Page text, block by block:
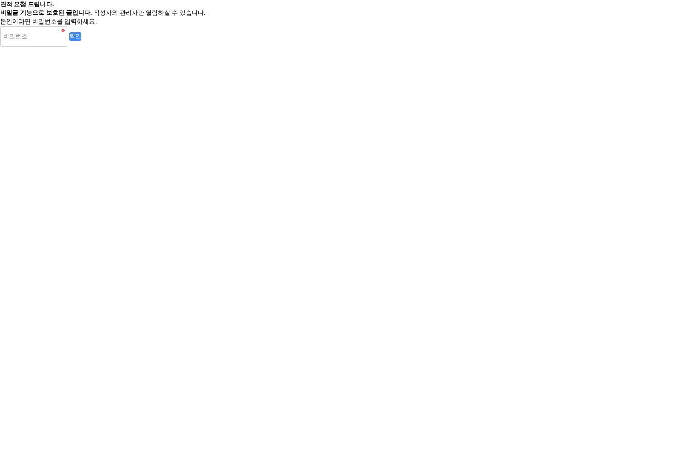
견적 요청 드립니다.
비밀글 기능으로 보호된 글입니다. 작성자와 관리자만 열람하실 수 있습니다.
본인이라면 비밀번호를 입력하세요.